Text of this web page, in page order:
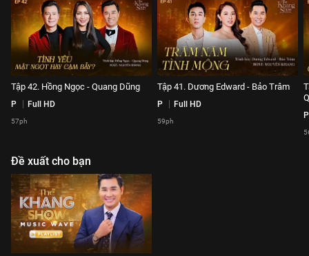
Tập 42. Hồng Ngọc - Quang Dũng
P Full HD
57ph
Tập 41. Dương Edward - Bảo Trâm
P Full HD
59ph
P
Đề xuất cho bạn